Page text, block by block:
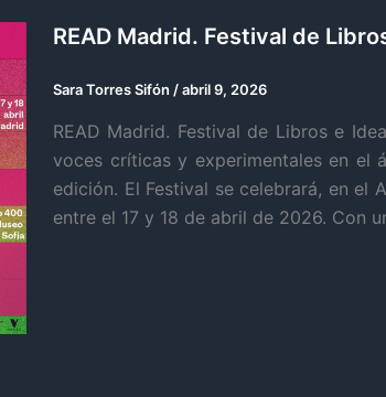
READ Madrid. Festival de
Sara Torres Sifón /abril 9, 2026
READ Madrid. Festival de Libros e
voces críticas y experimentales en
edición. El Festival se celebrará, en el
entre el 17 y 18 de abril de 2026. Con